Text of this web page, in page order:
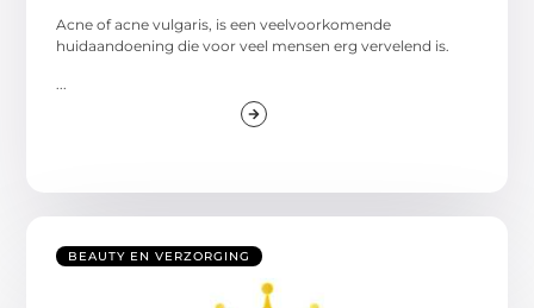
Acne of acne vulgaris, is een veelvoorkomende
huidaandoening die voor veel mensen erg vervelend is.
...
BEAUTY EN VERZORGING